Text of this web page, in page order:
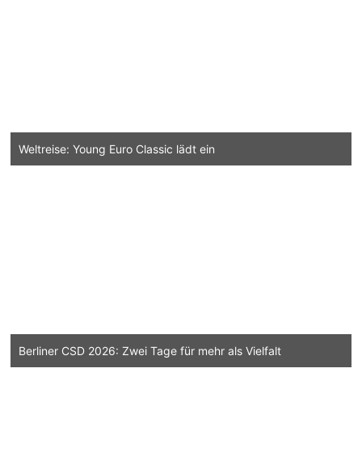
Weltreise: Young Euro Classic lädt ein
Berliner CSD 2026: Zwei Tage für mehr als Vielfalt